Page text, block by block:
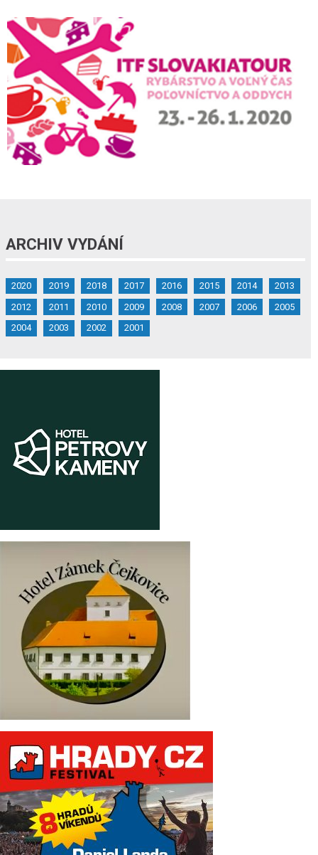
ARCHIV VYDÁNÍ
2020 2019 2018 2017 2016 2015 2014
2013
2012
2011 2010 2009 2008 2007 2006
2005
2004
2003 2002 2001